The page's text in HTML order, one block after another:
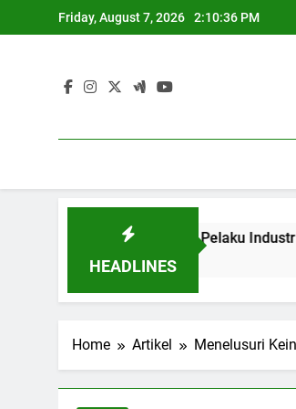
to
Friday, August 7, 2026 2:10:37 PM
HEADLINES
Pendidikan dan Pelaku Industri
Home Artikel Menelusuri